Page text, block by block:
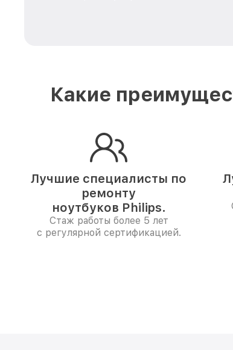
Какие
Лучшие специалисты по
ремонту
ноутбуков Philips.
Стаж работы более 5 лет
с регулярной сертификацией.